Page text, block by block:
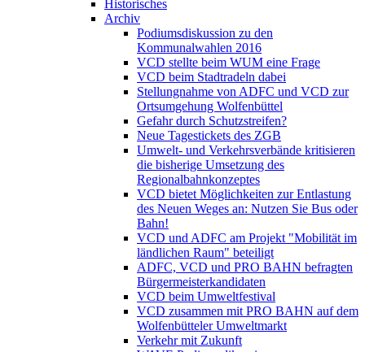
Historisches
Archiv
Podiumsdiskussion zu den
Kommunalwahlen 2016
VCD stellte beim WUM eine Frage
VCD beim Stadtradeln dabei
Stellungnahme von ADFC und VCD zur
Ortsumgehung Wolfenbüttel
Gefahr durch Schutzstreifen?
Neue Tagestickets des ZGB
Umwelt- und Verkehrsverbände kritisieren
die bisherige Umsetzung des
Regionalbahnkonzeptes
VCD bietet Möglichkeiten zur Entlastung
des Neuen Weges an: Nutzen Sie Bus oder
Bahn!
VCD und ADFC am Projekt "Mobilität im
ländlichen Raum" beteiligt
ADFC, VCD und PRO BAHN befragten
Bürgermeisterkandidaten
VCD beim Umweltfestival
VCD zusammen mit PRO BAHN auf dem
Wolfenbütteler Umweltmarkt
Verkehr mit Zukunft